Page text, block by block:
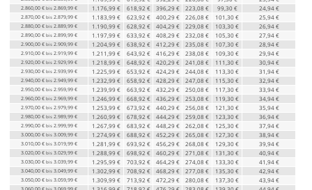
2.860,00 € bis 2.869,99 € 1.176,99 € 618,92 € 396,29 € 223,08 € 99,30 € 24,94 €
2.870,00 € bis 2.879,99 € 1.183,99 € 623,92 € 400,29 € 226,08 € 101,30 € 25,94 €
2.880,00 € bis 2.889,99 € 1.190,99 € 628,92 € 404,29 € 229,08 € 103,30 € 26,94 €
2.890,00 € bis 2.899,99 € 1.197,99 € 633,92 € 408,29 € 232,08 € 105,30 € 27,94 €
2.900,00 € bis 2.909,99 € 1.204,99 € 638,92 € 412,29 € 235,08 € 107,30 € 28,94 €
2.910,00 € bis 2.919,99 € 1.211,99 € 643,92 € 416,29 € 238,08 € 109,30 € 29,94 €
2.920,00 € bis 2.929,99 € 1.218,99 € 648,92 € 420,29 € 241,08 € 111,30 € 30,94 €
2.930,00 € bis 2.939,99 € 1.225,99 € 653,92 € 424,29 € 244,08 € 113,30 € 31,94 €
2.940,00 € bis 2.949,99 € 1.232,99 € 658,92 € 428,29 € 247,08 € 115,30 € 32,94 €
2.950,00 € bis 2.959,99 € 1.239,99 € 663,92 € 432,29 € 250,08 € 117,30 € 33,94 €
2.960,00 € bis 2.969,99 € 1.246,99 € 668,92 € 436,29 € 253,08 € 119,30 € 34,94 €
2.970,00 € bis 2.979,99 € 1.253,99 € 673,92 € 440,29 € 256,08 € 121,30 € 35,94 €
2.980,00 € bis 2.989,99 € 1.260,99 € 678,92 € 444,29 € 259,08 € 123,30 € 36,94 €
2.990,00 € bis 2.999,99 € 1.267,99 € 683,92 € 448,29 € 262,08 € 125,30 € 37,94 €
3.000,00 € bis 3.009,99 € 1.274,99 € 688,92 € 452,29 € 265,08 € 127,30 € 38,94 €
3.010,00 € bis 3.019,99 € 1.281,99 € 693,92 € 456,29 € 268,08 € 129,30 € 39,94 €
3.020,00 € bis 3.029,99 € 1.288,99 € 698,92 € 460,29 € 271,08 € 131,30 € 40,94 €
3.030,00 € bis 3.039,99 € 1.295,99 € 703,92 € 464,29 € 274,08 € 133,30 € 41,94 €
3.040,00 € bis 3.049,99 € 1.302,99 € 708,92 € 468,29 € 277,08 € 135,30 € 42,94 €
3.050,00 € bis 3.059,99 € 1.309,99 € 713,92 € 472,29 € 280,08 € 137,30 € 43,94 €
3.060,00 € 3.069,99 €